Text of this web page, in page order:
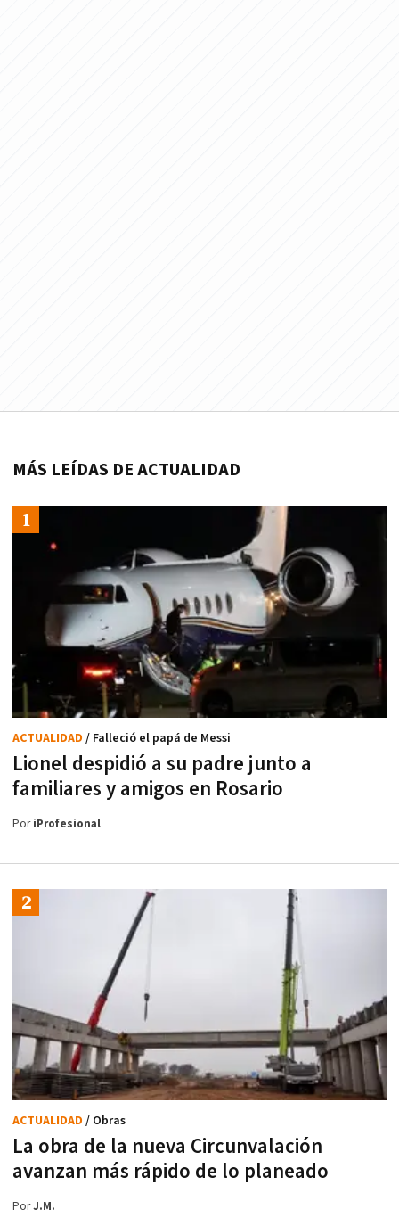
MÁS LEÍDAS DE ACTUALIDAD
Lionel despidió a su padre junto a
familiares y amigos en Rosario
ACTUALIDAD / Falleció el papá de Messi
PoriProfesional
La obra de la nueva Circunvalación
avanzan más rápido de lo planeado
ACTUALIDAD / Obras
PorJ.M.